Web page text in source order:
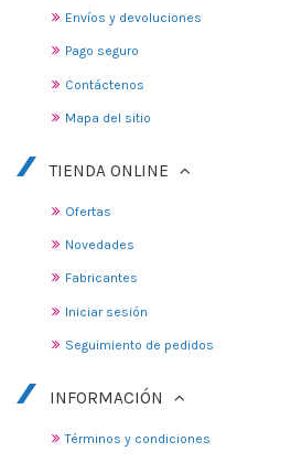
Envíos y devoluciones
Pago seguro
Contáctenos
Mapa del sitio
TIENDA ONLINE
Ofertas
Novedades
Fabricantes
Iniciar sesión
Seguimiento de pedidos
INFORMACIÓN
Términos y condiciones